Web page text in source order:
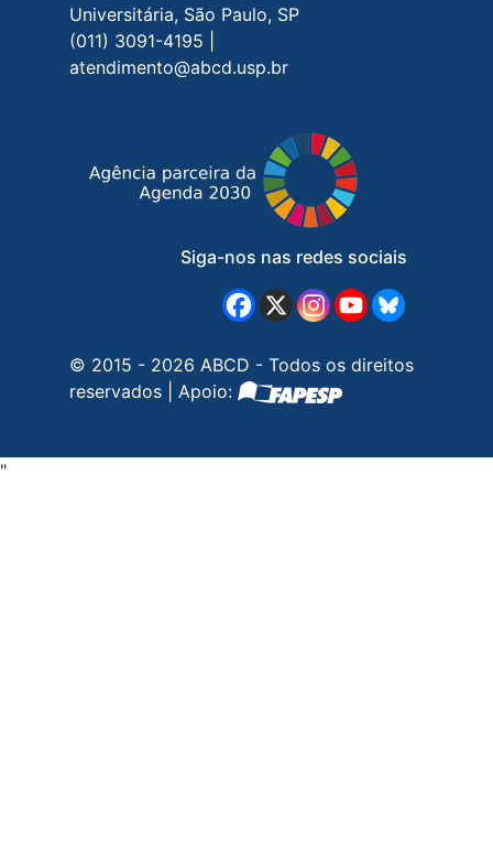
Universitária, São Paulo, SP
(011) 3091-4195 |
atendimento@abcd.usp.br
Siga-nos nas redes sociais
© 2015 - 2026 ABCD - Todos os direitos
reservados | Apoio:
"